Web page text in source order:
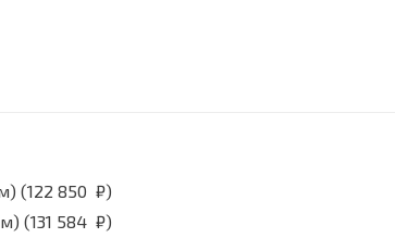
(122 850 ₽)
(131 584 ₽)